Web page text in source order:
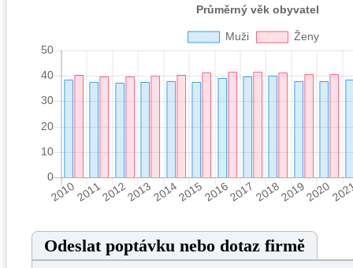
Odeslat poptávku nebo dotaz firmě